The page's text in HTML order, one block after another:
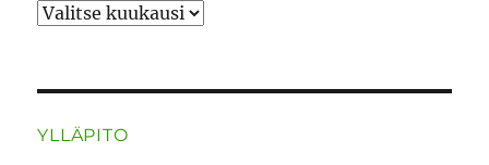
ARKISTO
YLLÄPITO